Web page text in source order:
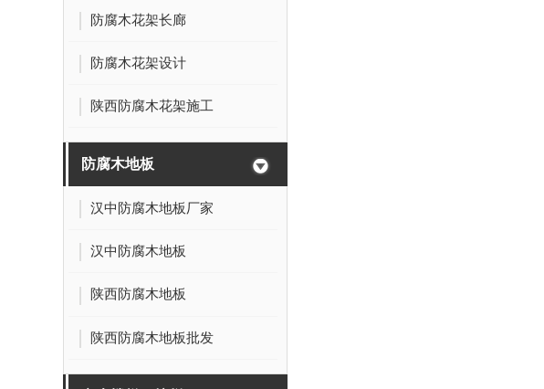
防腐木花架长廊
防腐木花架设计
陕西防腐木花架施工
防腐木地板
汉中防腐木地板厂家
汉中防腐木地板
陕西防腐木地板
陕西防腐木地板批发